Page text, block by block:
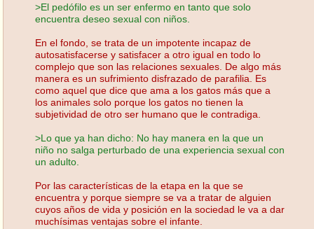
>El pedófilo es un ser enfermo en tanto que solo
encuentra deseo sexual con niños.
En el fondo, se trata de un impotente incapaz de
autosatisfacerse y satisfacer a otro igual en todo lo
complejo que son las relaciones sexuales. De algo más
manera es un sufrimiento disfrazado de parafilia. Es
como aquel que dice que ama a los gatos más que a
los animales solo porque los gatos no tienen la
subjetividad de otro ser humano que le contradiga.
>Lo que ya han dicho: No hay manera en la que un
niño no salga perturbado de una experiencia sexual con
un adulto.
Por las características de la etapa en la que se
encuentra y porque siempre se va a tratar de alguien
cuyos años de vida y posición en la sociedad le va a dar
muchísimas ventajas sobre el infante.